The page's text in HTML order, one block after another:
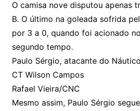
O camisa nove disputou apenas
B. O último na goleada sofrida
por 3 a 0, quando foi acionado
segundo tempo.
Paulo Sérgio, atacante do
CT Wilson Campos
Rafael Vieira/CNC
Mesmo assim, Paulo Sérgio